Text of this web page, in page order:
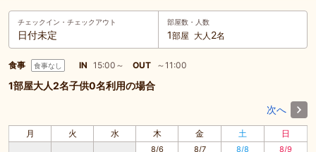
チェックイン・ チェックアウト
日付未定
部屋数・人数
1部屋 大人 2名
食事 食事なし IN 15:00～ OUT ～11:00
1部屋大人2名子供0名利用の場合
次へ
月 火 水 木 金 土 日
8/6 8/7 8/8 8/9